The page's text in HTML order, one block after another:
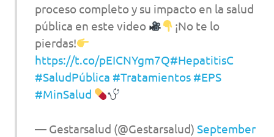
proceso completo y su impacto en la salud
pública en este video
¡No te lo
pierdas!
https://t.co/pEICNYgm7Q#HepatitisC
#SaludPública #Tratamientos #EPS
#MinSalud
— Gestarsalud (@Gestarsalud) September